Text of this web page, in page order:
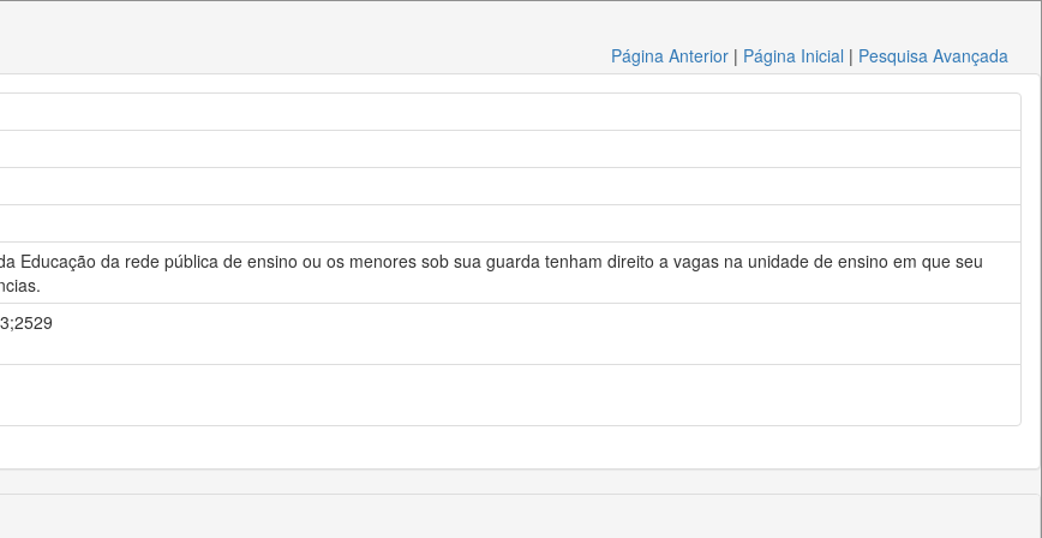
Página Anterior | Página Inicial | Pesquisa Avançada
Educação da rede pública de ensino ou os menores sob sua guarda tenham direito a vagas na unidade de ensino em que seu